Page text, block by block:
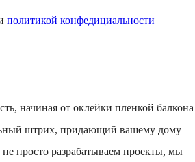
политикой конфедициальности
начиная от оклейки пленкой балкона
штрих, придающий вашему дому
просто разрабатываем проекты, мы